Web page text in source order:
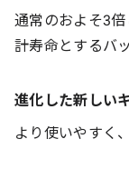
通常のおよそ3
計寿命とするバ
進化した新しい
より使いやすく